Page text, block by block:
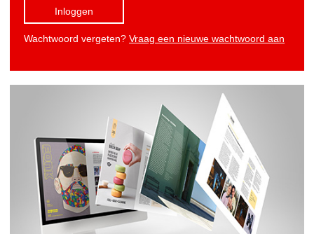
Inloggen
Wachtwoord vergeten? Vraag een nieuwe wachtwoord aan